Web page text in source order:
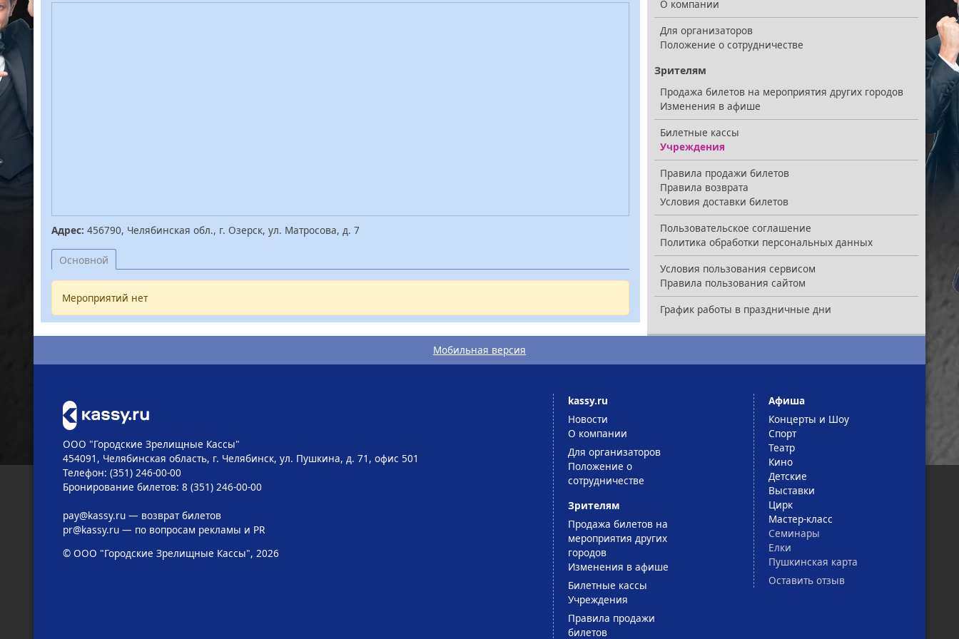
Адрес: 456790, Челябинская обл., г. Озерск, ул. Матросова, д. 7
Основной
Мероприятий нет
О компании
Для организаторов
Положение о сотрудничестве
Зрителям
Продажа билетов на мероприятия других городов
Изменения в афише
Билетные кассы
Учреждения
Правила продажи билетов
Правила возврата
Условия доставки билетов
Пользовательское соглашение
Политика обработки персональных данных
Условия пользования сервисом
Правила пользования сайтом
График работы в праздничные дни
Мобильная версия
ООО "Городские Зрелищные Кассы"
454091, Челябинская область, г. Челябинск, ул. Пушкина, д. 71, офис 501
Телефон: (351) 246-00-00
Бронирование билетов: 8 (351) 246-00-00
pay@kassy.ru— возврат билетов
pr@kassy.ru— по вопросам рекламы и PR
© ООО "Городские Зрелищные Кассы", 2026
kassy.ru
Новости
О компании
Для организаторов
Положение о
сотрудничестве
Зрителям
Продажа билетов на
мероприятия других
городов
Изменения в афише
Билетные кассы
Учреждения
Правила продажи
билетов
Афиша
Концерты и Шоу
Спорт
Театр
Кино
Детские
Выставки
Цирк
Мастер-класс
Семинары
Елки
Пушкинская карта
Оставить отзыв